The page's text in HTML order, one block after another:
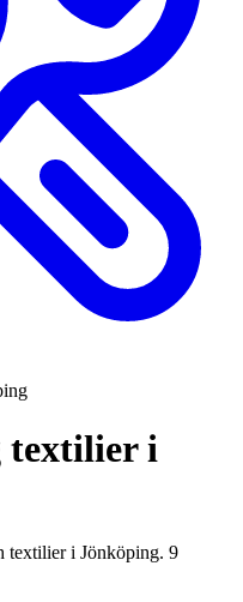
textilieri
textilieri Jönköping. 9